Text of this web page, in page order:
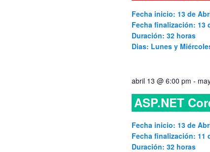
Fecha inicio: 13 de
Fecha finalización: 13
Duración: 32 horas
Dias: Lunes y
abril 13 @ 6:00 pm -
ASP.NET
Fecha inicio: 13 de
Fecha finalización: 11
Duración: 32 horas